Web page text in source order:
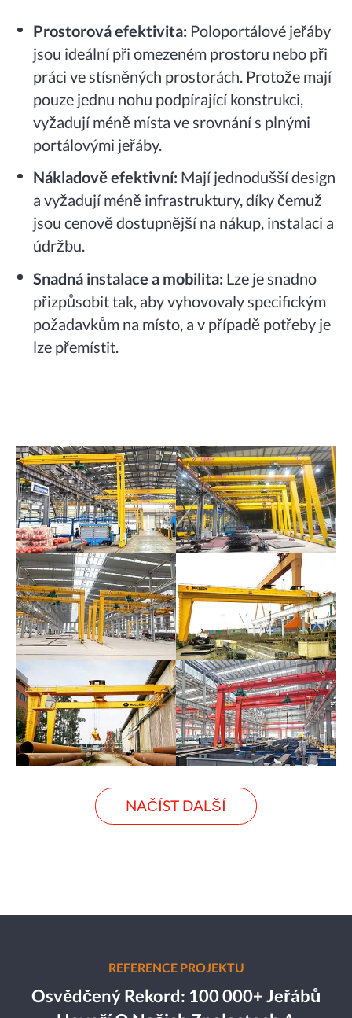
Prostorová efektivita: Poloportálové jeřáby
jsou ideální při omezeném prostoru nebo při
práci ve stísněných prostorách. Protože mají
pouze jednu nohu podpírající konstrukci,
vyžadují méně místa ve srovnání s plnými
portálovými jeřáby.
Nákladově efektivní: Mají jednodušší design
a vyžadují méně infrastruktury, díky čemuž
jsou cenově dostupnější na nákup, instalaci a
údržbu.
Snadná instalace a mobilita: Lze je snadno
přizpůsobit tak, aby vyhovovaly specifickým
požadavkům na místo, a v případě potřeby je
lze přemístit.
NAČÍST DALŠÍ
REFERENCE PROJEKTU
Osvědčený Rekord: 100 000+ Jeřábů